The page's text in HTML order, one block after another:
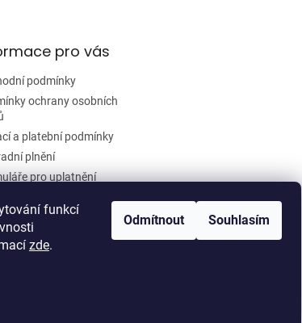
funkcí
zde.
Odmítnout Souhlasím
p
i
s
u
pro vás
podmínky
ochrany osobních
a platební podmínky
plnění
pro uplatnění